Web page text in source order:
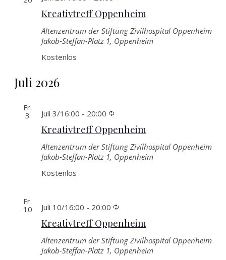
Kreativtreff Oppenheim
Altenzentrum der Stiftung Zivilhospital Oppenheim
Jakob-Steffan-Platz 1, Oppenheim
Kostenlos
Juli 2026
Fr.
3
Kreativtreff Oppenheim
Juli 3/16:00 - 20:00 Wiederkehrende
Altenzentrum der Stiftung Zivilhospital Oppenheim
Jakob-Steffan-Platz 1, Oppenheim
Kostenlos
Fr.
10
Kreativtreff Oppenheim
Juli 10/16:00 - 20:00 Wiederkehrende
Altenzentrum der Stiftung Zivilhospital Oppenheim
Jakob-Steffan-Platz 1, Oppenheim